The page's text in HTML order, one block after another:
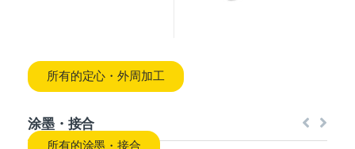
所有的定心・外周加工
涂墨・接合
所有的涂墨・接合